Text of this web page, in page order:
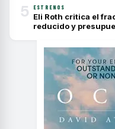
5 ESTRENOS
Eli Roth critica el
reducido y